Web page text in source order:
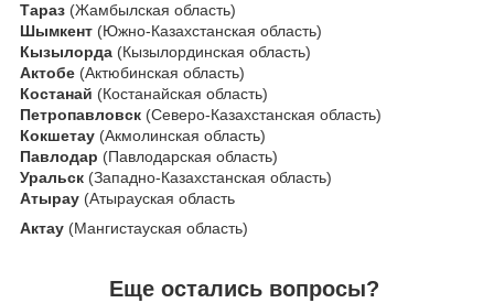
Тараз (Жамбылская область)
Шымкент (Южно-Казахстанская область)
Кызылорда (Кызылординская область)
Актобе (Актюбинская область)
Костанай (Костанайская область)
Петропавловск (Северо-Казахстанская область)
Кокшетау (Акмолинская область)
Павлодар (Павлодарская область)
Уральск (Западно-Казахстанская область)
Атырау (Атырауская область
Актау (Мангистауская область)
Еще остались вопросы?